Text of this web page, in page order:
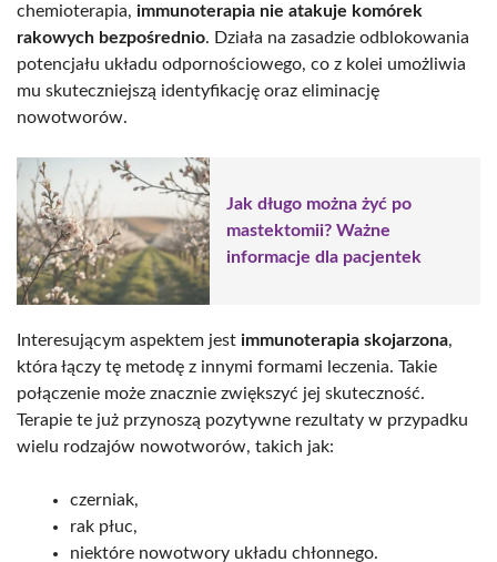
chemioterapia, immunoterapia nie atakuje komórek
rakowych bezpośrednio. Działa na zasadzie odblokowania
potencjału układu odpornościowego, co z kolei umożliwia
mu skuteczniejszą identyfikację oraz eliminację
nowotworów.
Jak długo można żyć po
mastektomii? Ważne
informacje dla pacjentek
Interesującym aspektem jest immunoterapia skojarzona,
która łączy tę metodę z innymi formami leczenia. Takie
połączenie może znacznie zwiększyć jej skuteczność.
Terapie te już przynoszą pozytywne rezultaty w przypadku
wielu rodzajów nowotworów, takich jak:
czerniak,
rak płuc,
niektóre nowotwory układu chłonnego.